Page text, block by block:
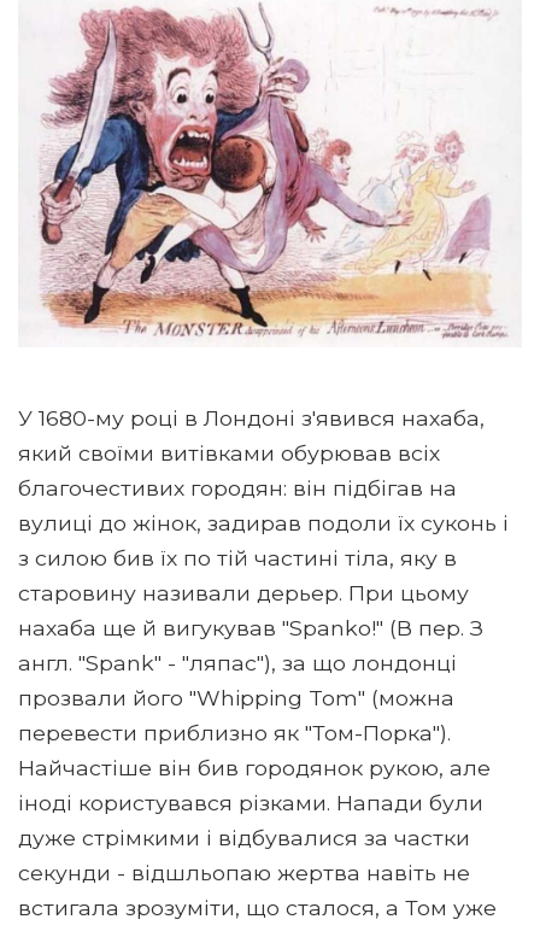
У 1680-му році в Лондоні з'явився нахаба,
який своїми витівками обурював всіх
благочестивих городян: він підбігав на
вулиці до жінок, задирав подоли їх суконь і
з силою бив їх по тій частині тіла, яку в
старовину називали дерьер. При цьому
нахаба ще й вигукував "Spanko!" (В пер. З
англ. "Spank" - "ляпас"), за що лондонці
прозвали його "Whipping Tom" (можна
перевести приблизно як "Том-Порка").
Найчастіше він бив городянок рукою, але
іноді користувався різками. Напади були
дуже стрімкими і відбувалися за частки
секунди - відшльопаю жертва навіть не
встигала зрозуміти, що сталося, а Том уже